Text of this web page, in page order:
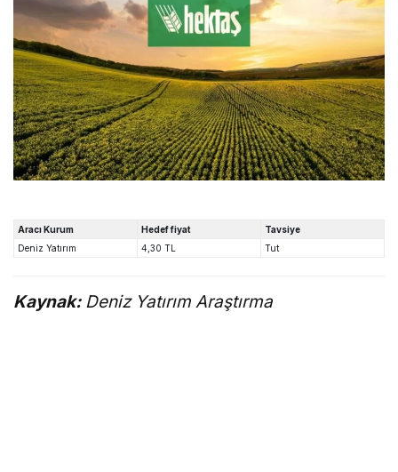
Aracı Kurum Hedef fiyat
Tavsiye
Deniz Yatırım
4,30 TL Tut
Kaynak:Deniz Yatırım Araştırma